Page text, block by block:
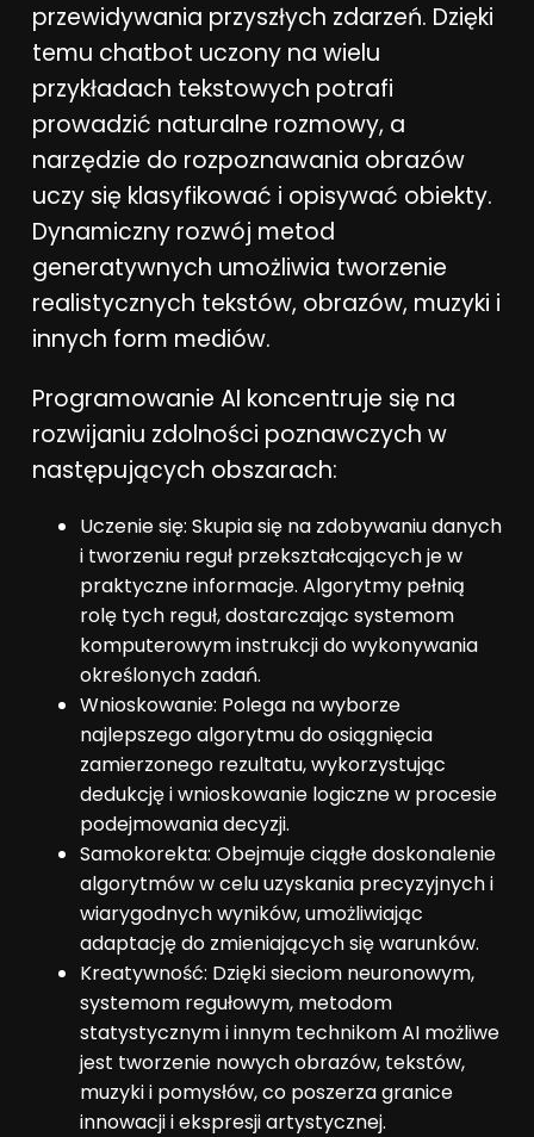
przewidywania przyszłych zdarzeń. Dzięki
temu chatbot uczony na wielu
przykładach tekstowych potrafi
prowadzić naturalne rozmowy, a
narzędzie do rozpoznawania obrazów
uczy się klasyfikować i opisywać obiekty.
Dynamiczny rozwój metod
generatywnych umożliwia tworzenie
realistycznych tekstów, obrazów, muzyki i
innych form mediów.
Programowanie AI koncentruje się na
rozwijaniu zdolności poznawczych w
następujących obszarach:
Uczenie się: Skupia się na zdobywaniu danych
i tworzeniu reguł przekształcających je w
praktyczne informacje. Algorytmy pełnią
rolę tych reguł, dostarczając systemom
komputerowym instrukcji do wykonywania
określonych zadań.
Wnioskowanie: Polega na wyborze
najlepszego algorytmu do osiągnięcia
zamierzonego rezultatu, wykorzystując
dedukcję i wnioskowanie logiczne w procesie
podejmowania decyzji.
Samokorekta: Obejmuje ciągłe doskonalenie
algorytmów w celu uzyskania precyzyjnych i
wiarygodnych wyników, umożliwiając
adaptację do zmieniających się warunków.
Kreatywność: Dzięki sieciom neuronowym,
systemom regułowym, metodom
statystycznym i innym technikom AI możliwe
jest tworzenie nowych obrazów, tekstów,
muzyki i pomysłów, co poszerza granice
innowacji i ekspresji artystycznej.